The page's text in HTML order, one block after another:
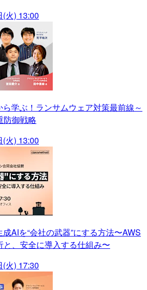
火) 13:00
ら学ぶ！ランサムウェア対策最前線～
防御戦略
火) 13:00
成AIを“会社の武器”にする方法〜AWS
、安全に導入する仕組み〜
火) 17:30